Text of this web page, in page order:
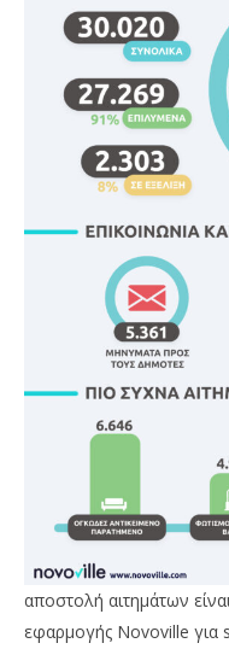
αποστολή αιτημάτων
εφαρμογής Novoville για